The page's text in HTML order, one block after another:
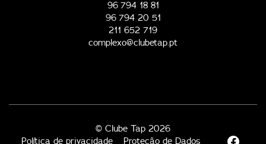
96 794 18 81
96 794 20 51
211 652 719
complexo@clubetap.pt
© Clube Tap 2026
Política de privacidade
Proteção de Dados